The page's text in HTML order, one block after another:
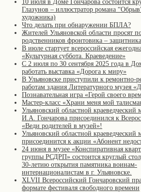
10 июля в Доме Гончарова состоится
Глазунов – иллюстратор романа
художника)
Что делать при обнаружении БПЛА?
Жителей Ульяновской области просят
родственников фронтовика –
В июле стартует всероссийская
«Культурная суббота. Краеведение»
С 2 июля по 30 сентября 2025 года в
работать выставка «Дорога к миру»
В Ульяновске приступили к ремонтно-
работам здания Литературного музея
Познавательная игра «Герой своего
Мастер-класс «Храни меня мой
Ульяновский областной краеведческий
И.А. Гончарова присоединился к
«Веди родителей в музей»!
Ульяновский областной краеведческий
присоединится к акции «Абонент
24 июня в музее «Конспиративная
группы РСДРП» состоится круглый
30-летию открытия памятника воинам-
интернационалистам в г. Ульяновске.
XLVII Всероссийский Гончаровский
формате фестиваля свободного времени